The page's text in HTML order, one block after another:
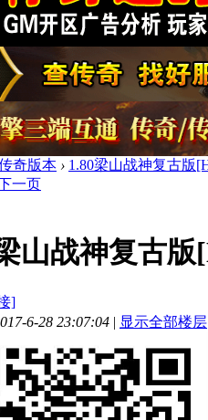
奇版本 › 1.80梁山战神复古版
一页
山战神复古
]
6-28 23:07:04 | 显示全部楼层